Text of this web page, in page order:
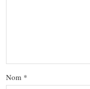
Nom *